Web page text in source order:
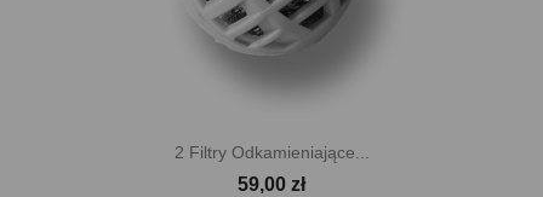
2 Filtry Odkamieniające...
59,00 zł